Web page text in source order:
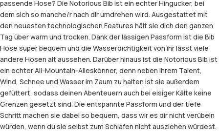
passende Hose? Die Notorious Bib ist ein echter Hingucker, bei
dem sich so manche/r nach dir umdrehen wird. Ausgestattet mit
den neuesten technologischen Features hält sie dich den ganzen
Tag über warm und trocken. Dank der lässigen Passform ist die Bib
Hose super bequem und die Wasserdichtigkeit von ihr lässt viele
andere Hosen alt aussehen. Darüber hinaus ist die Notorious Bib ist
ein echter All-Mountain-Alleskönner, denn neben ihrem Talent,
Wind, Schnee und Wasser im Zaum zu halten ist sie außerdem
gefüttert, sodass deinen Abenteuern auch bei eisiger Kälte keine
Grenzen gesetzt sind. Die entspannte Passform und der tiefe
Schritt machen sie dabei so bequem, dass wir es dir nicht verübeln
würden, wenn du sie selbst zum Schlafen nicht ausziehen würdest.